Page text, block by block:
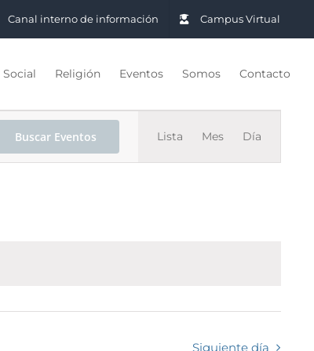
Canal interno de información Campus Virtual
Religión Eventos Somos Contacto
Buscar Eventos Lista Mes Día
Siguiente día